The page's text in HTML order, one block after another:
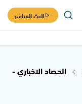
البث المباشر
الحصاد الاخباري -